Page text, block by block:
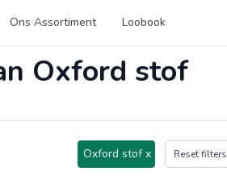
Ons Assortiment Loobook
Oxford stof
Oxford stof x Reset filters